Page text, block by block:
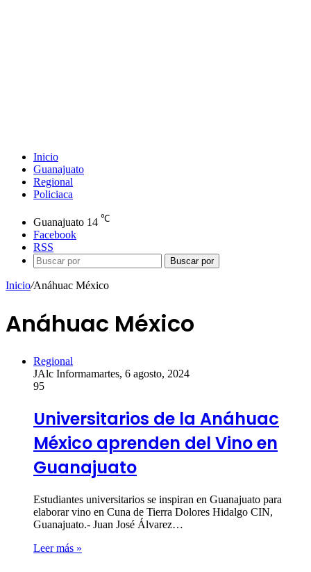
Inicio
Guanajuato
Regional
Policiaca
Guanajuato 14 ℃
Facebook
RSS
Buscar por
Inicio/Anáhuac México
Anáhuac México
Regional
JAlc Informamartes, 6 agosto, 2024
95
Universitarios de la Anáhuac
México aprenden del Vino en
Guanajuato
Estudiantes universitarios se inspiran en Guanajuato para
elaborar vino en Cuna de Tierra Dolores Hidalgo CIN,
Guanajuato.- Juan José Álvarez…
Leer más »